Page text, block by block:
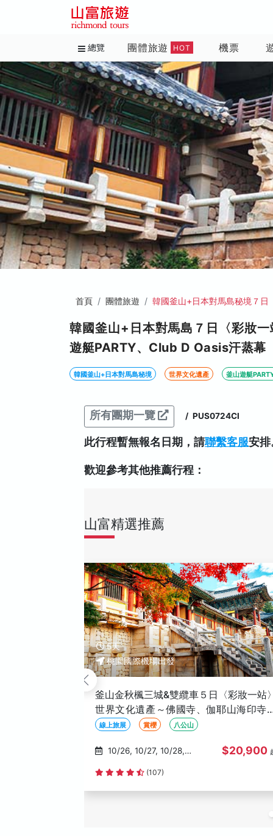
總覽 團體旅遊 HOT 機票
首頁 團體旅遊 韓國釜山+日本對馬島秘境７日
韓國釜山+日本對馬島７日〈彩妝
遊艇PARTY、Club D Oasis汗蒸幕
韓國釜山+日本對馬島秘境 世界文化遺產 釜山遊艇
所有團期一覽 / PUS0724CI
此行程暫無報名日期，請聯繫客服安
歡迎參考其他推薦行程：
山富精選推薦
5天
桃園國際機場出發
釜山浦項雙城５日〈彩妝一站〉－LUGE
車、海底世界、膠囊列車、X TheSky、
霄飛車環湖公園、浮誇系烤肉
親子旅遊 線上旅展
$20,900
(228)